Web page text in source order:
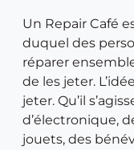
Un Repair Café
duquel des
réparer
de les jeter.
jeter. Qu’il
d’électronique,
jouets, des